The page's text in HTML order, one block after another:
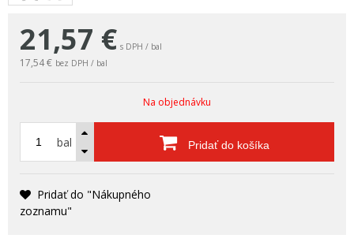
21,57 € s DPH / bal
17,54 € bez DPH / bal
Na objednávku
bal Pridať do košíka
Pridať do "Nákupného
zoznamu"